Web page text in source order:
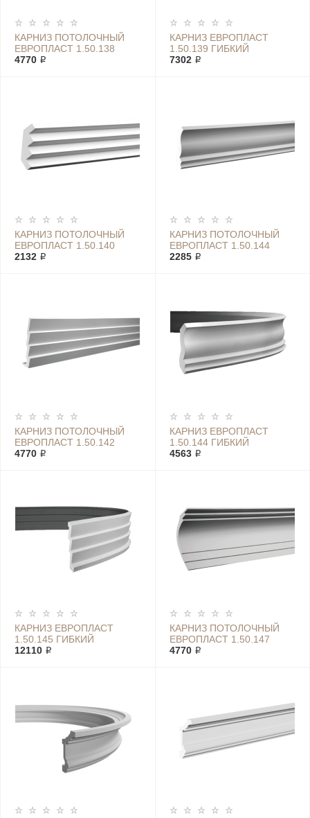
КАРНИЗ ПОТОЛОЧНЫЙ
ЕВРОПЛАСТ 1.50.138
4770 ₽
КАРНИЗ ЕВРОПЛАСТ
1.50.139 ГИБКИЙ
7302 ₽
КАРНИЗ ПОТОЛОЧНЫЙ
ЕВРОПЛАСТ 1.50.140
2132 ₽
КАРНИЗ ПОТОЛОЧНЫЙ
ЕВРОПЛАСТ 1.50.144
2285 ₽
КАРНИЗ ПОТОЛОЧНЫЙ
ЕВРОПЛАСТ 1.50.142
4770 ₽
КАРНИЗ ЕВРОПЛАСТ
1.50.144 ГИБКИЙ
4563 ₽
КАРНИЗ ЕВРОПЛАСТ
1.50.145 ГИБКИЙ
12110 ₽
КАРНИЗ ПОТОЛОЧНЫЙ
ЕВРОПЛАСТ 1.50.147
4770 ₽